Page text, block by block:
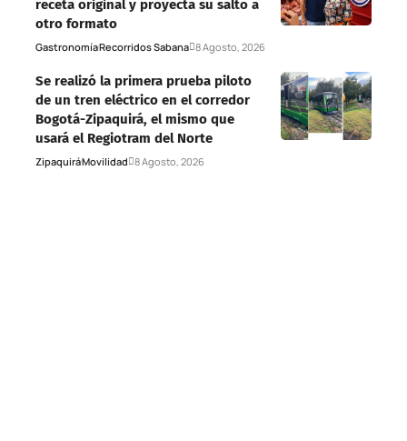
receta original y proyecta su salto a
otro formato
GastronomíaRecorridos Sabana 8 Agosto, 2026
Se realizó la primera prueba piloto
de un tren eléctrico en el corredor
Bogotá-Zipaquirá, el mismo que
usará el Regiotram del Norte
ZipaquiráMovilidad 8 Agosto, 2026